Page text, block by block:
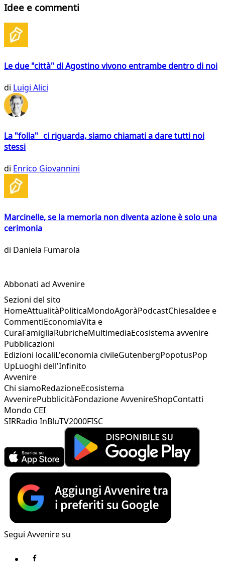
Idee e commenti
Le due "città" di Agostino vivono entrambe dentro di noi
di Luigi Alici
La "folla" ci riguarda, siamo chiamati a dare tutti noi
stessi
di Enrico Giovannini
Marcinelle, se la memoria non diventa azione è solo una
cerimonia
di Daniela Fumarola
Abbonati ad Avvenire
Sezioni del sito
HomeAttualitàPoliticaMondoAgoràPodcastChiesaIdee e
CommentiEconomiaVita e
CuraFamigliaRubricheMultimediaEcosistema avvenire
Pubblicazioni
Edizioni localiL'economia civileGutenbergPopotusPop
UpLuoghi dell'Infinito
Avvenire
Chi siamoRedazioneEcosistema
AvvenirePubblicitàFondazione AvvenireShopContatti
Mondo CEI
SIRRadio InBluTV2000FISC
Segui Avvenire su